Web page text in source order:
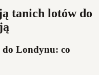
tanich lotów do
Londynu: co